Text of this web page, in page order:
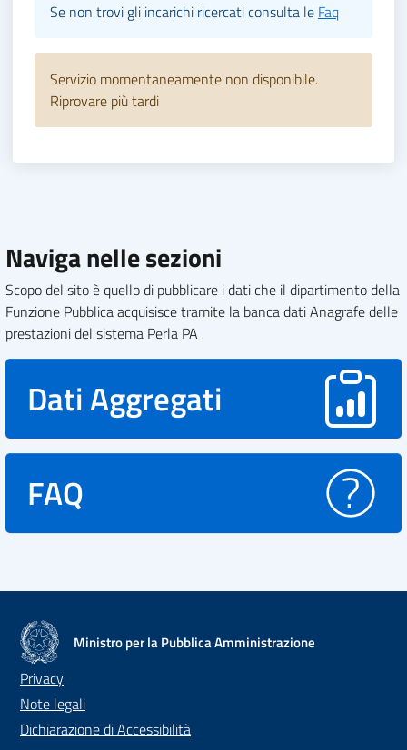
Se non trovi gli incarichi ricercati consulta le Faq
Servizio momentaneamente non disponibile.
Riprovare più tardi
Naviga nelle sezioni
Scopo del sito è quello di pubblicare i dati che il dipartimento della
Funzione Pubblica acquisisce tramite la banca dati Anagrafe delle
prestazioni del sistema Perla PA
Dati Aggregati
FAQ
Ministro per la Pubblica Amministrazione
Privacy
Note legali
Dichiarazione di Accessibilità